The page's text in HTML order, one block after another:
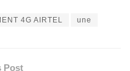
4G AIRTEL une
Post